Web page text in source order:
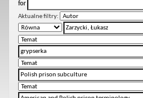
for
Aktualne filtry: